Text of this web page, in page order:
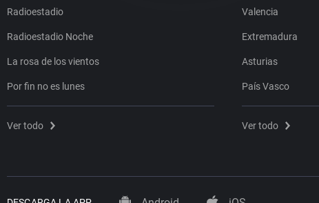
Radioestadio
Radioestadio Noche
La rosa de los vientos
Por fin no es lunes
Ver todo
Valencia
Extremadura
Asturias
País Vasco
Ver todo